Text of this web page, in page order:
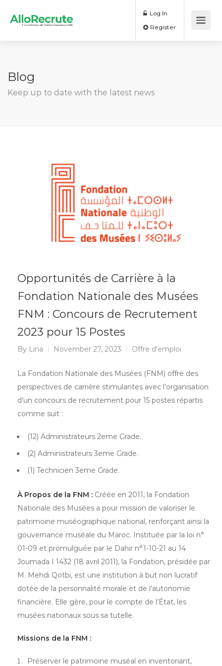
Log In
Blog
Keep up to date with the latest news
Opportunités de Carrière à la
Fondation Nationale des Musées
FNM : Concours de Recrutement
2023 pour 15 Postes
By Lina November 27, 2023 Offre d'emploi
La Fondation Nationale des Musées (FNM) offre des
perspectives de carrière stimulantes avec l’organisation
d’un concours de recrutement pour 15 postes répartis
comme suit :
(12) Administrateurs 2eme Grade.
(2) Administrateurs 3eme Grade.
(1) Technicien 3eme Grade.
À Propos de la FNM : Créée en 2011, la Fondation
Nationale des Musées a pour mission de valoriser le
patrimoine muséographique national, renforçant ainsi la
gouvernance muséale du Maroc. Instituée par la loi n°
01-09 et promulguée par le Dahir n°1-10-21 au 14
Joumada I 1432 (18 avril 2011), la Fondation, présidée par
M. Mehdi Qotbi, est une institution à but non lucratif
dotée de la personnalité morale et de l’autonomie
financière. Elle gère, pour le compte de l’État, les
musées nationaux sous sa tutelle.
Missions de la FNM :
Préserver le patrimoine muséal en inventoriant,